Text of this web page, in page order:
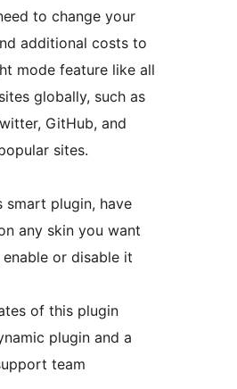
to change your
additional costs to
mode feature like all
globally, such as
GitHub, and
sites.
smart plugin, have
any skin you want
or disable it
of this plugin
plugin and a
team